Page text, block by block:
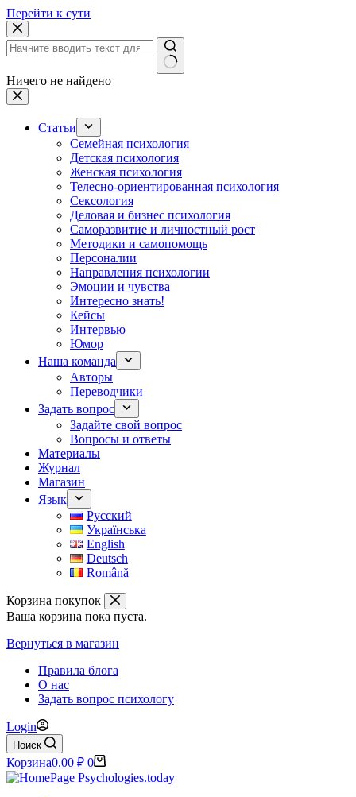
Перейти к сути
Ничего не найдено
Статьи
Семейная психология
Детская психология
Женская психология
Телесно-ориентированная психология
Сексология
Деловая и бизнес психология
Саморазвитие и личностный рост
Методики и самопомощь
Персоналии
Направления психологии
Эмоции и чувства
Интересно знать!
Кейсы
Интервью
Юмор
Наша команда
Авторы
Переводчики
Задать вопрос
Задайте свой вопрос
Вопросы и ответы
Материалы
Журнал
Магазин
Язык
Русский
Українська
English
Deutsch
Română
Корзина покупок
Ваша корзина пока пуста.
Вернуться в магазин
Правила блога
О нас
Задать вопрос психологу
Login
Поиск
Корзина0.00 ₽ 0